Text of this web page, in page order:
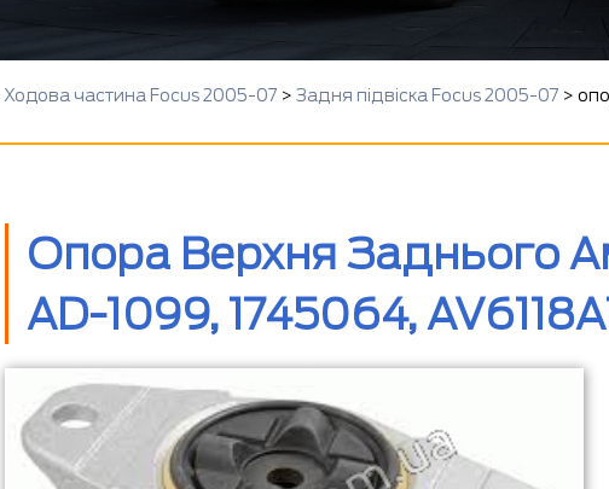
Ходова частина Focus 2005-07 > Задня підвіска Focus 2005-07 >
Опора Верхня Заднього
AD-1099, 1745064,